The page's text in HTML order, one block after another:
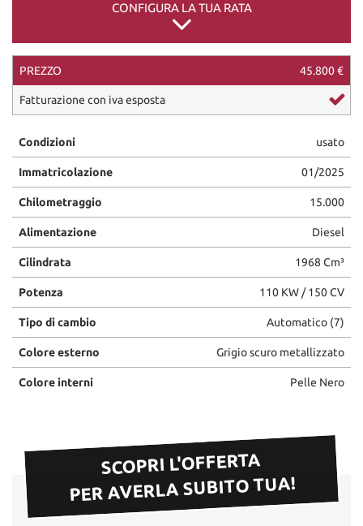
CONFIGURA LA TUA RATA
PREZZO 45.800 €
Fatturazione con iva esposta
Condizioni usato
Immatricolazione 01/2025
Chilometraggio 15.000
Alimentazione Diesel
Cilindrata 1968 Cm³
Potenza 110 KW / 150 CV
Tipo di cambio Automatico (7)
Colore esterno Grigio scuro metallizzato
Colore interni Pelle Nero
SCOPRI L'OFFERTA
PER AVERLA SUBITO TUA!